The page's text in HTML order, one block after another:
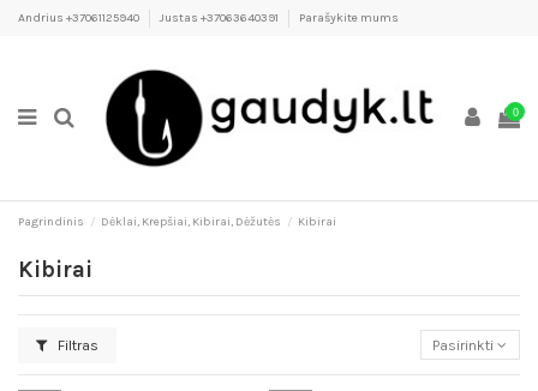
Andrius +37061125940 Justas +37063640391 Parašykite mums
0
Pagrindinis Dėklai, Krepšiai, Kibirai, Dėžutės Kibirai
Kibirai
Filtras Pasirinkti